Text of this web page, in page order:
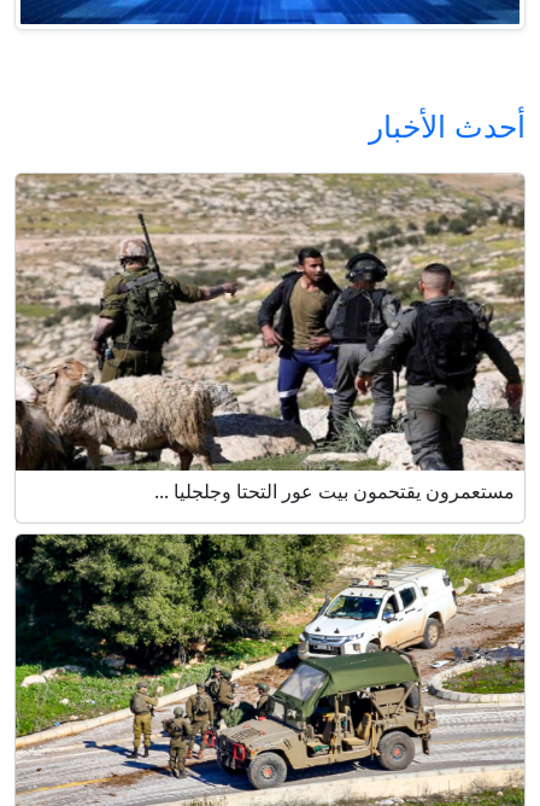
أحدث الأخبار
مستعمرون يقتحمون بيت عور التحتا وجلجليا ...